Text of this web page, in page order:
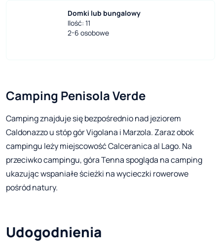
Domki lub bungalowy
Ilość: 11
2-6 osobowe
Camping Penisola Verde
Camping znajduje się bezpośrednio nad jeziorem
Caldonazzo u stóp gór Vigolana i Marzola. Zaraz obok
campingu leży miejscowość Calceranica al Lago. Na
przeciwko campingu, góra Tenna spogląda na camping
ukazując wspaniałe ścieżki na wycieczki rowerowe
pośród natury.
Udogodnienia